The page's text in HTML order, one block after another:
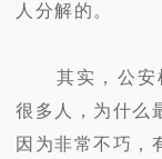
人分解的。
其实，公
很多人，为什么
因为非常不巧，